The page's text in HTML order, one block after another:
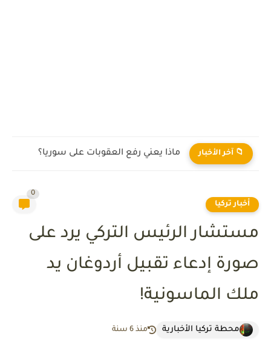
📁 آخر الأخبار ماذا يعني رفع العقوبات على سوريا؟
أخبار تركيا
0
مستشار الرئيس التركي يرد على
صورة إدعاء تقبيل أردوغان يد
ملك الماسونية!
محطة تركيا الأخبارية منذ 6 سنة